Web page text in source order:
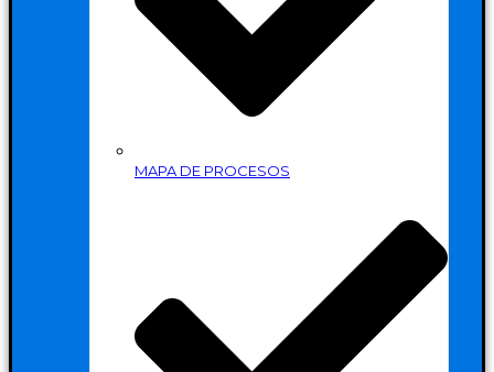
MAPA DE PROCESOS